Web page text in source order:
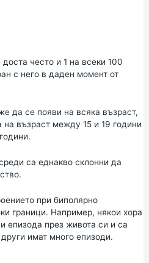
често и 1 на всеки 100
с него в даден момент от
да се появи на всяка възраст,
на възраст между 15 и 19 години
са еднакво склонни да
при биполярно
граници. Например, някои хора
епизода през живота си и са
имат много епизоди.